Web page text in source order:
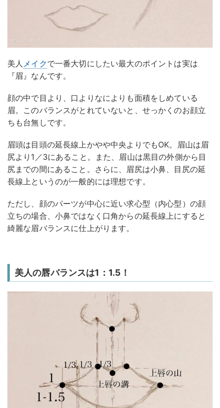
美人 メイクで一番大切にしたい最大のポイントは実は
『眉』なんです。
顔の中で目より、口よりなによりも面積をしめている
眉。このバランスがとれていないと、せっかくのお顔立
ちも台無しです。
眉頭は目頭の延長線上かやや中央よりでもOK。眉山は眉
尻より1／3にあること。また、眉山は黒目の外側から目
尻までの間にあること。さらに、眉尻は小鼻、目尻の延
長線上というのが一般的には理想です。
ただし、顔のパーツが中心に近い求心型（内心型）の顔
立ちの場合、小鼻ではなく口角からの延長線上にすると
綺麗な眉バランスに仕上がります。
美人の唇バランスは1：1.5！